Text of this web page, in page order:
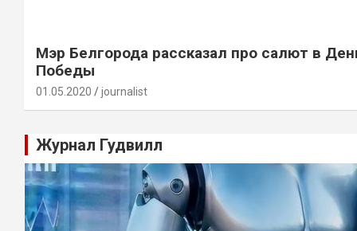
Мэр Белгорода рассказал про салют в
Победы
01.05.2020 journalist
Журнал Гудвилл